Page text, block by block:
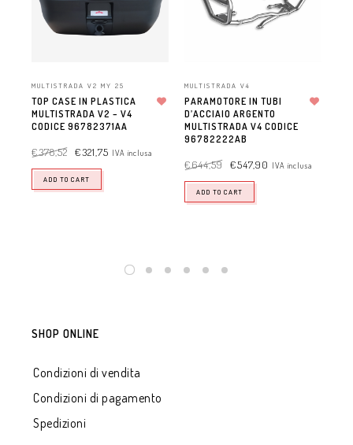
MULTISTRADA V2 MY 25
TOP CASE IN PLASTICA
MULTISTRADA V2 – V4
CODICE 96782371AA
€378,52 €321,75 IVA inclusa
ADD TO CART
MULTISTRADA V4
PARAMOTORE IN TUBI
D’ACCIAIO ARGENTO
MULTISTRADA V4 CODICE
96782222AB
€644,59 €547,90 IVA inclusa
ADD TO CART
SHOP ONLINE
Condizioni di vendita
Condizioni di pagamento
Spedizioni